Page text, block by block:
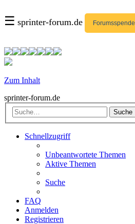
☰ sprinter-forum.de Forumsspende
Zum Inhalt
sprinter-forum.de
Suche
Schnellzugriff
Unbeantwortete Themen
Aktive Themen
Suche
FAQ
Anmelden
Registrieren